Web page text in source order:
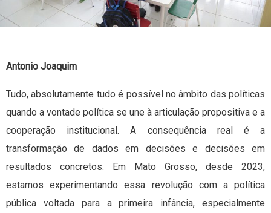
Antonio Joaquim
Tudo, absolutamente tudo é possível no âmbito das políticas
quando a vontade política se une à articulação propositiva e a
cooperação institucional. A consequência real é a
transformação de dados em decisões e decisões em
resultados concretos. Em Mato Grosso, desde 2023,
estamos experimentando essa revolução com a política
pública voltada para a primeira infância, especialmente